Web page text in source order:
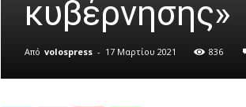
κυβέρνησης»
Από volospress - 17 Μαρτίου 2021 836